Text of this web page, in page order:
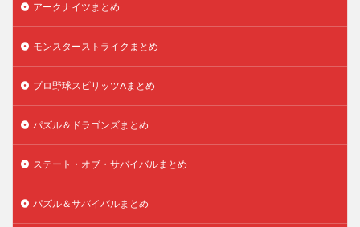
アークナイツまとめ
モンスターストライクまとめ
プロ野球スピリッツAまとめ
パズル＆ドラゴンズまとめ
ステート・オブ・サバイバルまとめ
パズル＆サバイバルまとめ